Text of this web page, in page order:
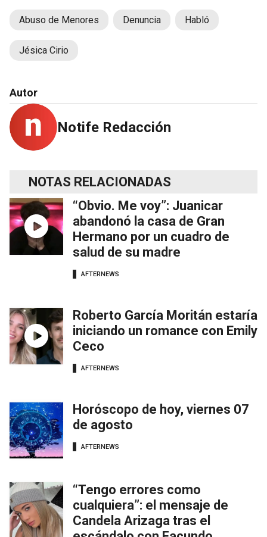
Abuso de Menores Denuncia Habló
Jésica Cirio
Autor
Notife Redacción
NOTAS RELACIONADAS
“Obvio. Me voy”: Juanicar
abandonó la casa de Gran
Hermano por un cuadro de
salud de su madre
AFTERNEWS
Roberto García Moritán estaría
iniciando un romance con Emily
Ceco
AFTERNEWS
Horóscopo de hoy, viernes 07
de agosto
AFTERNEWS
“Tengo errores como
cualquiera”: el mensaje de
Candela Arizaga tras el